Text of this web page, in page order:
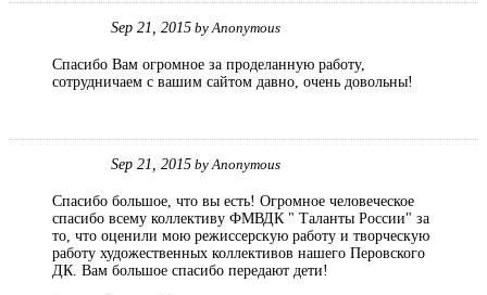
Sep 21, 2015 by Anonymous
Спасибо Вам огромное за проделанную работу,
сотрудничаем с вашим сайтом давно, очень довольны!
Sep 21, 2015 by Anonymous
Спасибо большое, что вы есть! Огромное человеческое
спасибо всему коллективу ФМВДК " Таланты России" за
то, что оценили мою режиссерскую работу и творческую
работу художественных коллективов нашего Перовского
ДК. Вам большое спасибо передают дети!